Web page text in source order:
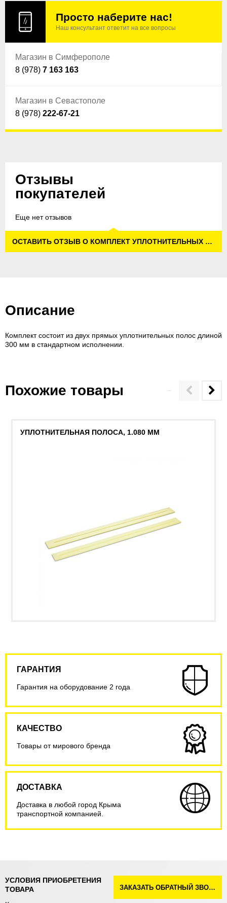
Просто наберите нас!
Наш консультант ответит на все вопросы
Магазин в Симферополе
8 (978) 7 163 163
Магазин в Севастополе
8 (978) 222-67-21
Отзывы
покупателей
Еще нет отзывов
ОСТАВИТЬ ОТЗЫВ О КОМПЛЕКТ УПЛОТНИТЕЛЬНЫХ ПОЛОС, 300 MM
Описание
Комплект состоит из двух прямых уплотнительных полос длиной
300 мм в стандартном исполнении.
Похожие товары
УПЛОТНИТЕЛЬНАЯ ПОЛОСА, 1.080 MM
ГАРАНТИЯ
Гарантия на оборудование 2 года
КАЧЕСТВО
Товары от мирового бренда
ДОСТАВКА
Доставка в любой город Крыма
транспортной компанией.
УСЛОВИЯ ПРИОБРЕТЕНИЯ
ТОВАРА
ЗАКАЗАТЬ ОБРАТНЫЙ ЗВОНОК